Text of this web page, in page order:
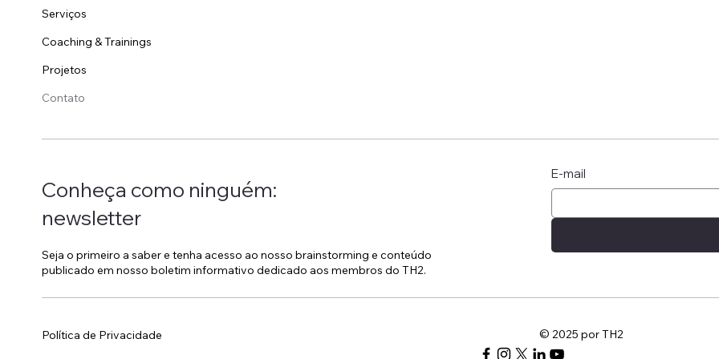
Serviços
Coaching & Trainings
Projetos
Contato
Conheça como ninguém:
newsletter
Seja o primeiro a saber e tenha acesso ao nosso brainstorming e conteúdo
publicado em nosso boletim informativo dedicado aos membros do TH2.
E-mail
Política de Privacidade © 2025 por TH2